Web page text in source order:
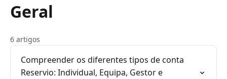
Geral
6 artigos
Compreender os diferentes tipos de conta
Reservio: Individual, Equipa, Gestor e